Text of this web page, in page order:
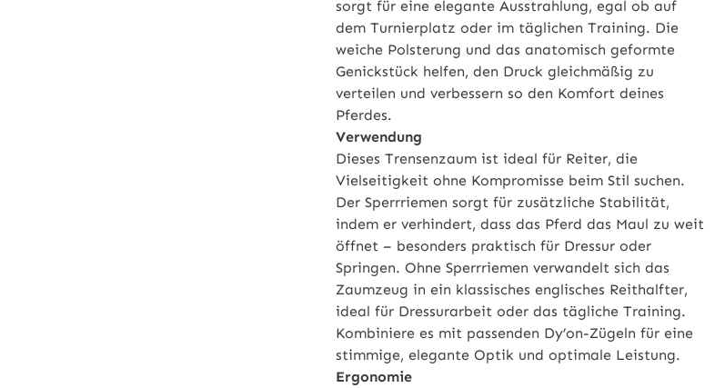
sorgt für eine elegante Ausstrahlung, egal ob auf
dem Turnierplatz oder im täglichen Training. Die
weiche Polsterung und das anatomisch geformte
Genickstück helfen, den Druck gleichmäßig zu
verteilen und verbessern so den Komfort deines
Pferdes.
Verwendung
Dieses Trensenzaum ist ideal für Reiter, die
Vielseitigkeit ohne Kompromisse beim Stil suchen.
Der Sperrriemen sorgt für zusätzliche Stabilität,
indem er verhindert, dass das Pferd das Maul zu weit
öffnet – besonders praktisch für Dressur oder
Springen. Ohne Sperrriemen verwandelt sich das
Zaumzeug in ein klassisches englisches Reithalfter,
ideal für Dressurarbeit oder das tägliche Training.
Kombiniere es mit passenden Dy’on-Zügeln für eine
stimmige, elegante Optik und optimale Leistung.
Ergonomie